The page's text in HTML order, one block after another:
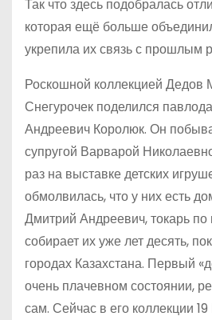
Так что здесь подобралась
которая ещё больше
укрепила их связь с прошлым
Роскошной коллекцией Дедов
Снегурочек поделился
Андреевич Королюк. Он
супругой Варварой
раз на выставке детских
обмолвилась, что у них есть
Дмитрий Андреевич, токарь
собирает их уже лет десять,
городах Казахстана. Первый
очень плачевном состоянии,
сам. Сейчас в его коллекции